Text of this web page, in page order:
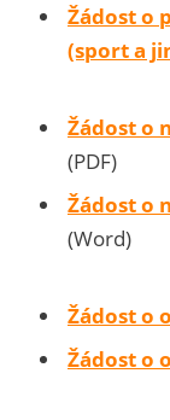
Žádost o
(sport a
Žádost o
(PDF)
Žádost o
(Word)
Žádost o
Žádost o